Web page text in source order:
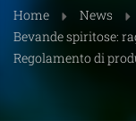
Home
News
Bevande spiritose:
Regolamento di